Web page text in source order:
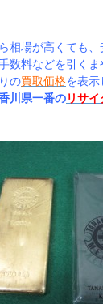
相場が高くても
数料などを引くま
の買取価格を表示
川県一番のリサ